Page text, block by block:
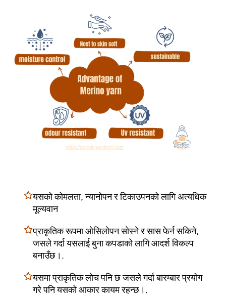
यसको कोमलता, न्यानोपन र टिकाउपनको लागि अत्यधिक
मूल्यवान
प्राकृतिक रूपमा ओसिलोपन सोस्ने र सास फेर्न सकिने,
जसले गर्दा यसलाई बुना कपडाको लागि आदर्श विकल्प
बनाउँछ।.
यसमा प्राकृतिक लोच पनि छ जसले गर्दा बारम्बार प्रयोग
गरे पनि यसको आकार कायम रहन्छ।.